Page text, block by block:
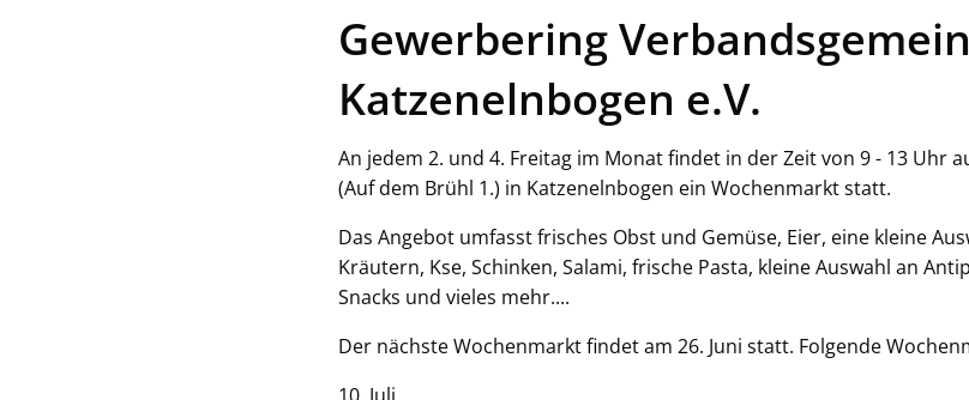
Gewerbering
Katzenelnbogen e.V.
An jedem 2. und 4. Freitag im Monat findet in der Zeit von 9 - 13 Uhr
(Auf dem Brühl 1.) in Katzenelnbogen ein Wochenmarkt statt.
Das Angebot umfasst frisches Obst und Gemüse, Eier, eine kleine
Kräutern, Kse, Schinken, Salami, frische Pasta, kleine Auswahl an
Snacks und vieles mehr....
Der nächste Wochenmarkt findet am 26. Juni statt. Folgende